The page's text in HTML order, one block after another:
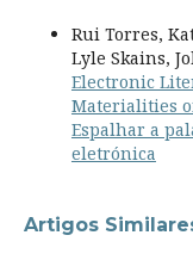
Rui Torres,
Lyle Skains,
Electronic
Materialities
Espalhar a
eletrónica
Artigos